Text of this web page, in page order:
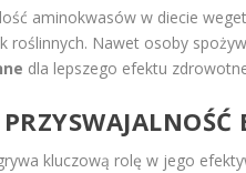
aminokwasów w diecie
roślinnych. Nawet osoby
dla lepszego efektu
kluczową rolę w jego